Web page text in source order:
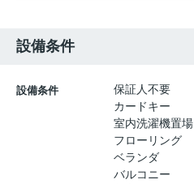
設備条件
設備条件
保証人不要
カードキー
室内洗濯機置場
フローリング
ベランダ
バルコニー